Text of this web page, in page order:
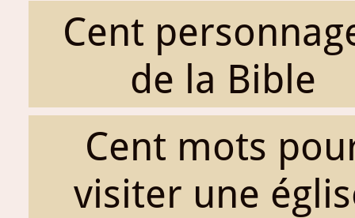
Cent
de la Bible
Cent mots
visiter une